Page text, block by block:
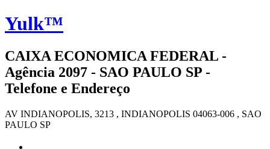
Yulk™
CAIXA ECONOMICA FEDERAL -
Agência 2097 - SAO PAULO SP -
Telefone e Endereço
AV INDIANOPOLIS, 3213 , INDIANOPOLIS 04063-006 , SAO
PAULO SP